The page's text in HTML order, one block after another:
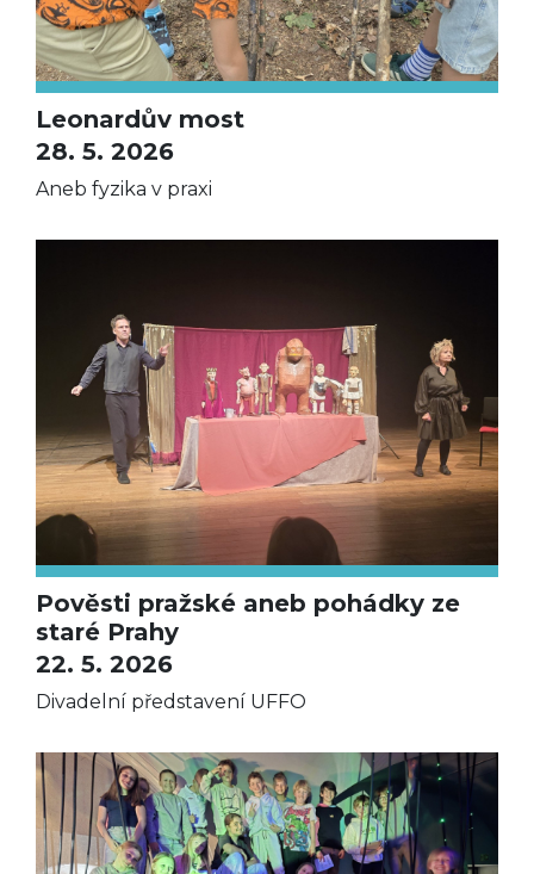
Leonardův most
28. 5. 2026
Aneb fyzika v praxi
Pověsti pražské aneb pohádky ze
staré Prahy
22. 5. 2026
Divadelní představení UFFO